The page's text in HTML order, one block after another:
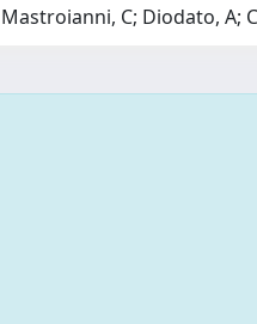
C; Diodato,